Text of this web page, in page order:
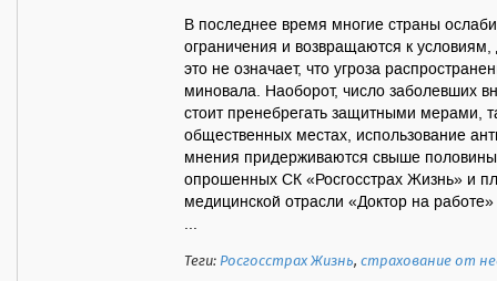
В последнее время многие страны
ограничения и возвращаются к
это не означает, что угроза
миновала. Наоборот, число заболевших
стоит пренебрегать защитными мерами,
общественных местах, использование
мнения придерживаются свыше половины
опрошенных СК «Росгосстрах Жизнь» и
медицинской отрасли «Доктор на
...
Теги:Росгосстрах Жизнь,страхование от